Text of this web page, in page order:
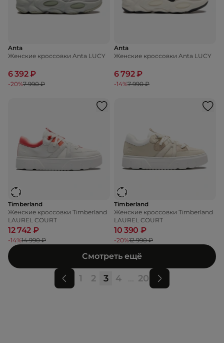
Anta
Женские кроссовки Anta LUCY
6 392 ₽
-20%7 990 ₽
Anta
Женские кроссовки Anta LUCY
6 792 ₽
-14%7 990 ₽
Timberland
Женские кроссовки Timberland
LAUREL COURT
12 742 ₽
-14%14 990 ₽
Timberland
Женские кроссовки Timberland
LAUREL COURT
10 390 ₽
-20%12 990 ₽
Смотреть ещё
1 2 3 4 ... 20